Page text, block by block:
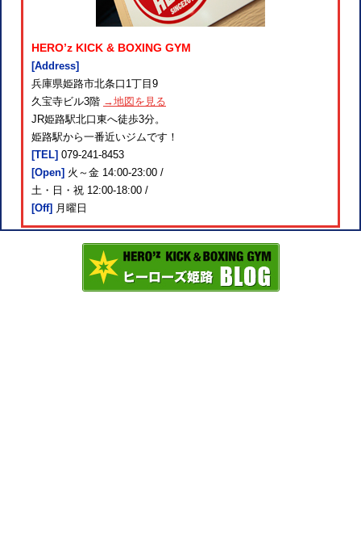
HERO’z KICK & BOXING GYM
[Address]
兵庫県姫路市北条口1丁目9
久宝寺ビル3階 →地図を見る
JR姫路駅北口東へ徒歩3分。
姫路駅から一番近いジムです！
[TEL] 079-241-8453
[Open] 火～金 14:00-23:00 /
土・日・祝 12:00-18:00 /
[Off] 月曜日